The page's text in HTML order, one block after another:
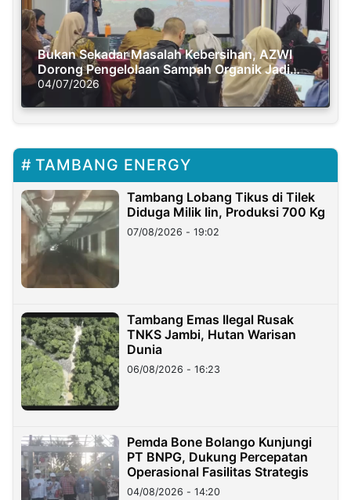
Bukan Sekadar Masalah Kebersihan, AZWI
Dorong Pengelolaan Sampah Organik Jadi
Solusi Krisis Iklim
04/07/2026
TAMBANG ENERGY
Tambang Lobang Tikus di Tilek
Diduga Milik Iin, Produksi 700 Kg
07/08/2026 - 19:02
Tambang Emas Ilegal Rusak
TNKS Jambi, Hutan Warisan
Dunia
06/08/2026 - 16:23
Pemda Bone Bolango Kunjungi
PT BNPG, Dukung Percepatan
Operasional Fasilitas Strategis
04/08/2026 - 14:20